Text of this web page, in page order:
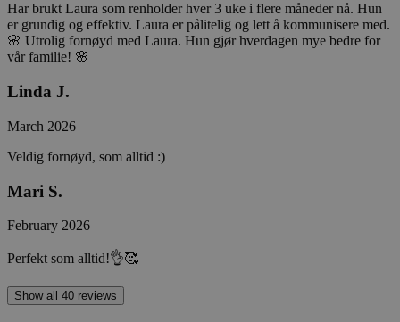
Har brukt Laura som renholder hver 3 uke i flere måneder nå. Hun
er grundig og effektiv. Laura er pålitelig og lett å kommunisere med.
🌸 Utrolig fornøyd med Laura. Hun gjør hverdagen mye bedre for
vår familie! 🌸
Linda J.
March 2026
Veldig fornøyd, som alltid :)
Mari S.
February 2026
Perfekt som alltid!👌🥰
Show all 40 reviews